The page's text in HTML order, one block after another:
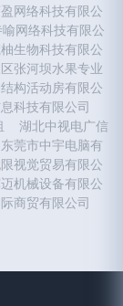
网络科技有限公
喻网络科技有限公
柚生物科技有限公
张河坝水果专业
构活动房有限公
科技有限公司
湖北中视电广信
东莞市中宇电脑有
视觉贸易有限公
机械设备有限公
商贸有限公司